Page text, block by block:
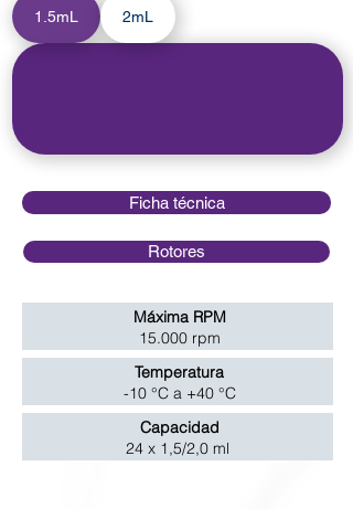
1.5mL 2mL
Ficha técnica
Rotores
Máxima RPM
15.000 rpm
Temperatura
-10 °C a +40 °C
Capacidad
24 x 1,5/2,0 ml